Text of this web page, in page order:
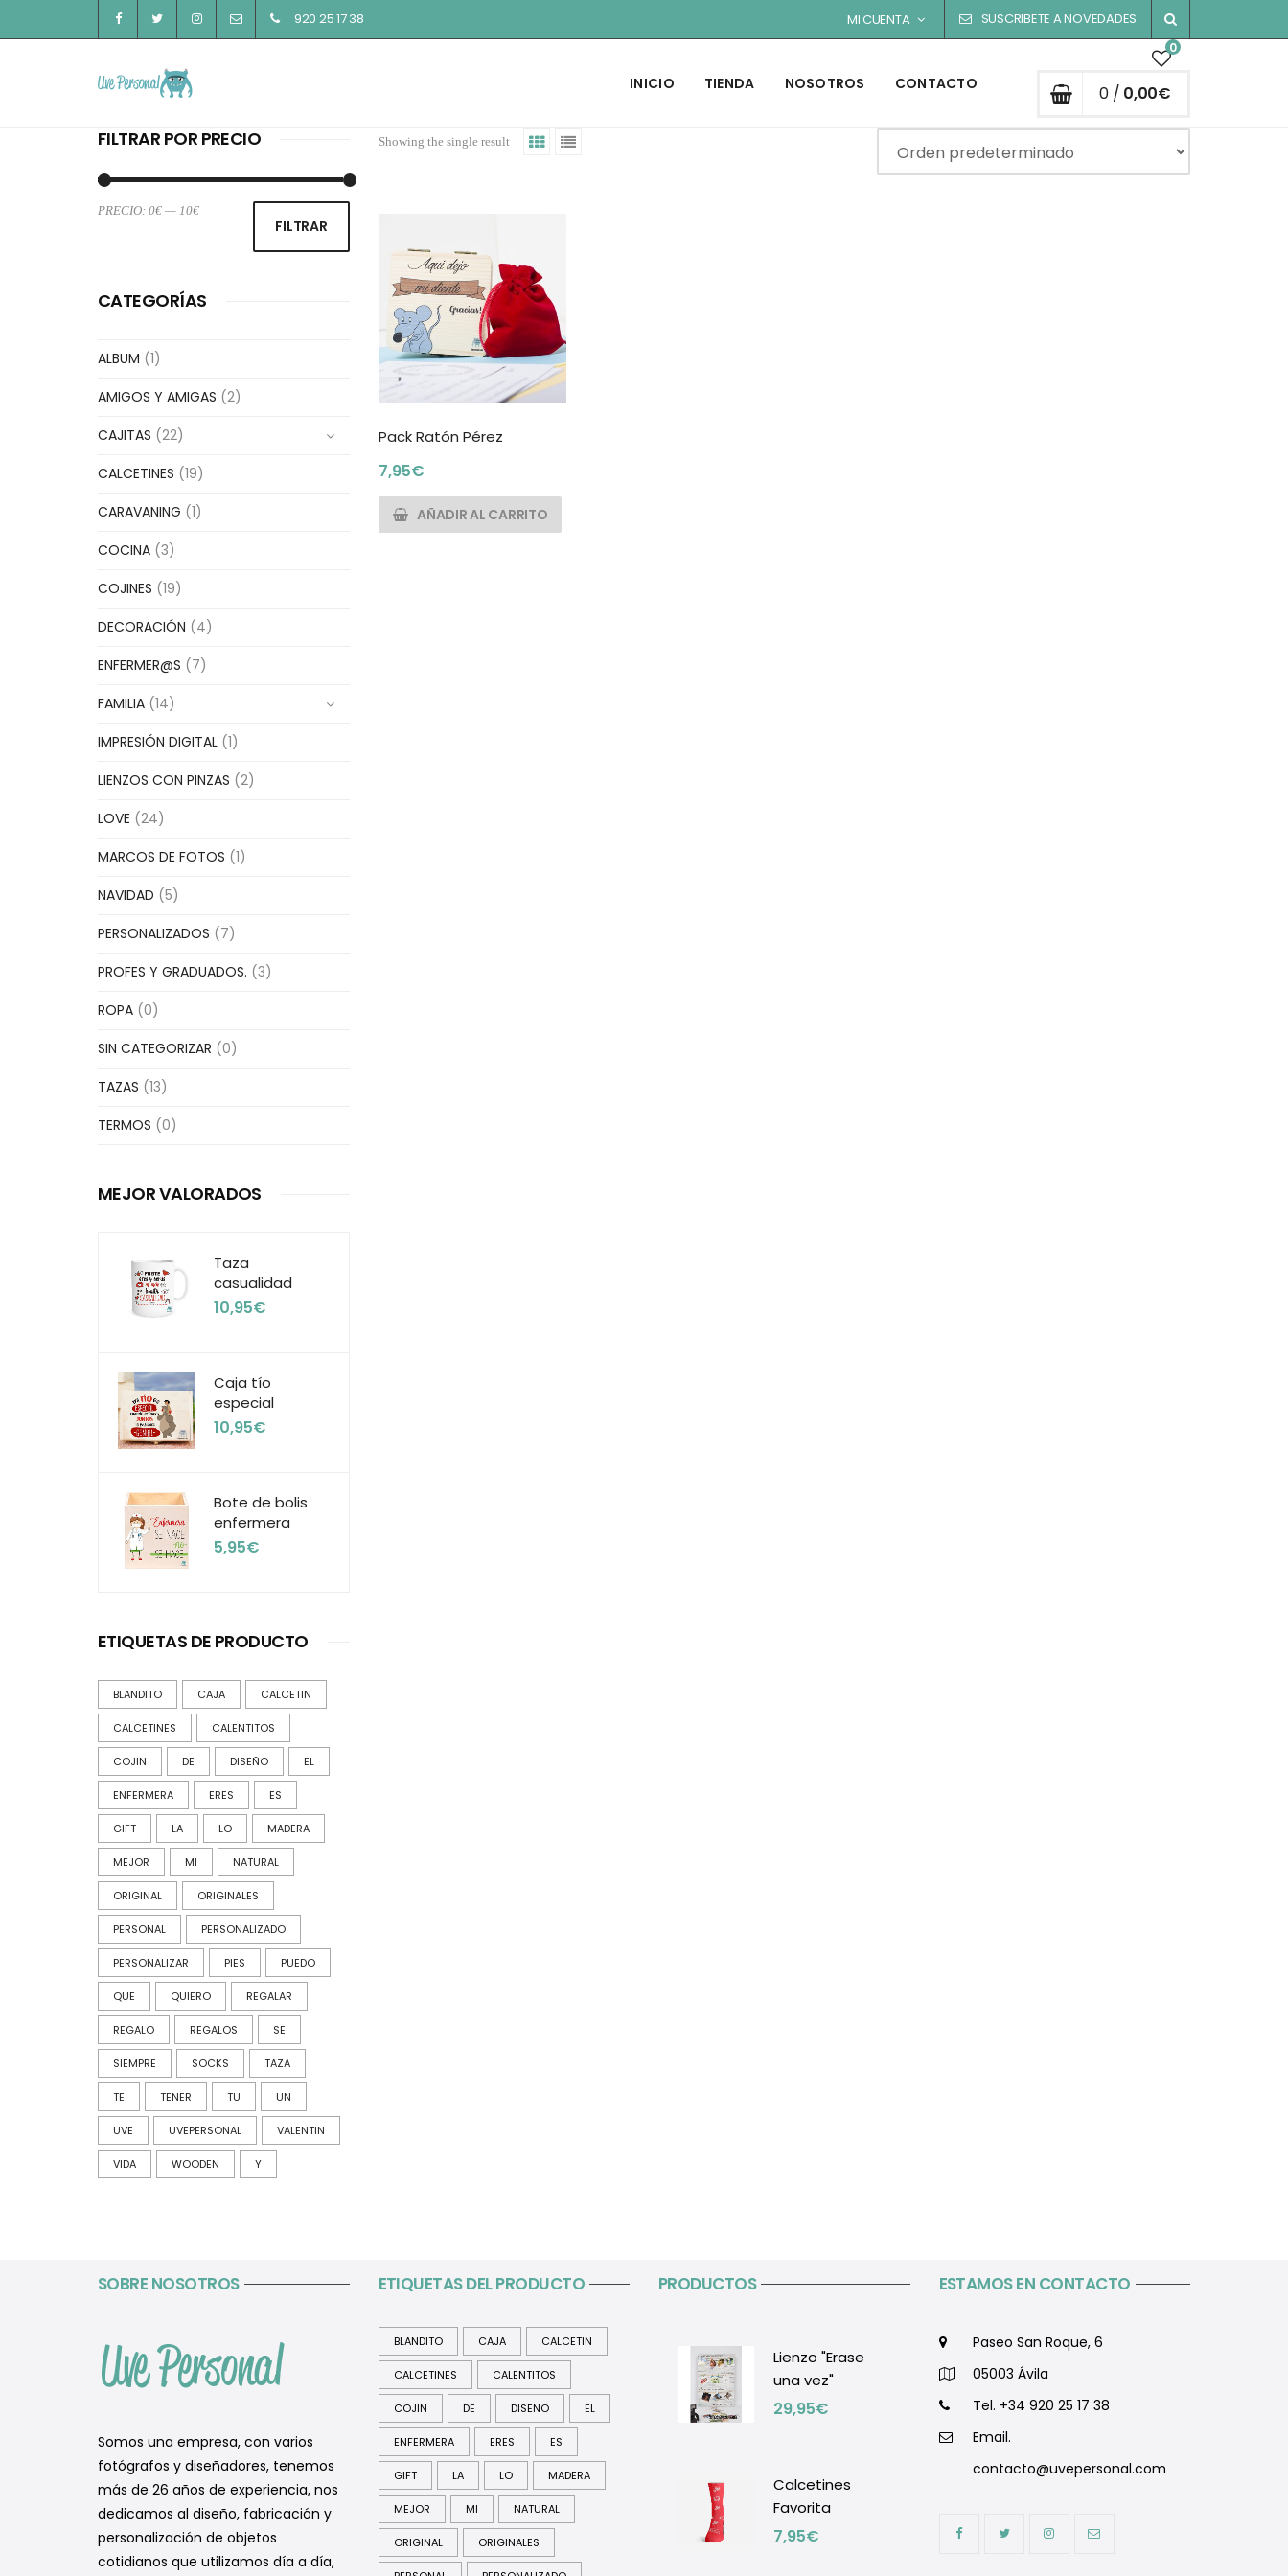
920 25 17 38 MI CUENTA SUSCRIBETE A NOVEDADES
INICIO TIENDA NOSOTROS CONTACTO
0
0 / 0,00€
Showing the single result
Pack Ratón Pérez
7,95€
AÑADIR AL CARRITO
FILTRAR POR PRECIO
mínimo
máximo
FILTRAR
PRECIO: 0€ — 10€
CATEGORÍAS
ALBUM (1)
AMIGOS Y AMIGAS (2)
CAJITAS (22)
CALCETINES (19)
CARAVANING (1)
COCINA (3)
COJINES (19)
DECORACIÓN (4)
ENFERMER@S (7)
FAMILIA (14)
IMPRESIÓN DIGITAL (1)
LIENZOS CON PINZAS (2)
LOVE (24)
MARCOS DE FOTOS (1)
NAVIDAD (5)
PERSONALIZADOS (7)
PROFES Y GRADUADOS. (3)
ROPA (0)
SIN CATEGORIZAR (0)
TAZAS (13)
TERMOS (0)
MEJOR VALORADOS
Taza
casualidad
10,95€
Caja tío
especial
10,95€
Bote de bolis
enfermera
5,95€
ETIQUETAS DE PRODUCTO
BLANDITO CAJA CALCETIN
CALCETINES CALENTITOS
COJIN DE DISEÑO EL
ENFERMERA ERES ES
GIFT LA LO MADERA
MEJOR MI NATURAL
ORIGINAL ORIGINALES
PERSONAL PERSONALIZADO
PERSONALIZAR PIES PUEDO
QUE QUIERO REGALAR
REGALO REGALOS SE
SIEMPRE SOCKS TAZA
TE TENER TU UN
UVE UVEPERSONAL VALENTIN
VIDA WOODEN Y
SOBRE NOSOTROS
Somos una empresa, con varios
fotógrafos y diseñadores, tenemos
más de 26 años de experiencia, nos
dedicamos al diseño, fabricación y
personalización de objetos
cotidianos que utilizamos día a día,
ETIQUETAS DEL PRODUCTO
BLANDITO CAJA CALCETIN
CALCETINES CALENTITOS
COJIN DE DISEÑO EL
ENFERMERA ERES ES
GIFT LA LO MADERA
MEJOR MI NATURAL
ORIGINAL ORIGINALES
PRODUCTOS
Lienzo "Erase
una vez"
29,95€
Calcetines
Favorita
7,95€
ESTAMOS EN CONTACTO
Paseo San Roque, 6
05003 Ávila
Tel. +34 920 25 17 38
Email.
contacto@uvepersonal.com